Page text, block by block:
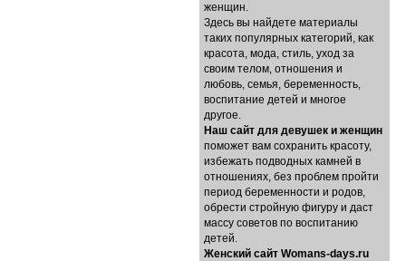
женщин.
Здесь вы найдете материалы
таких популярных категорий, как
красота, мода, стиль, уход за
своим телом, отношения и
любовь, семья, беременность,
воспитание детей и многое
другое.
Наш сайт для девушек и женщин
поможет вам сохранить красоту,
избежать подводных камней в
отношениях, без проблем пройти
период беременности и родов,
обрести стройную фигуру и даст
массу советов по воспитанию
детей.
Женский сайт Womans-days.ru